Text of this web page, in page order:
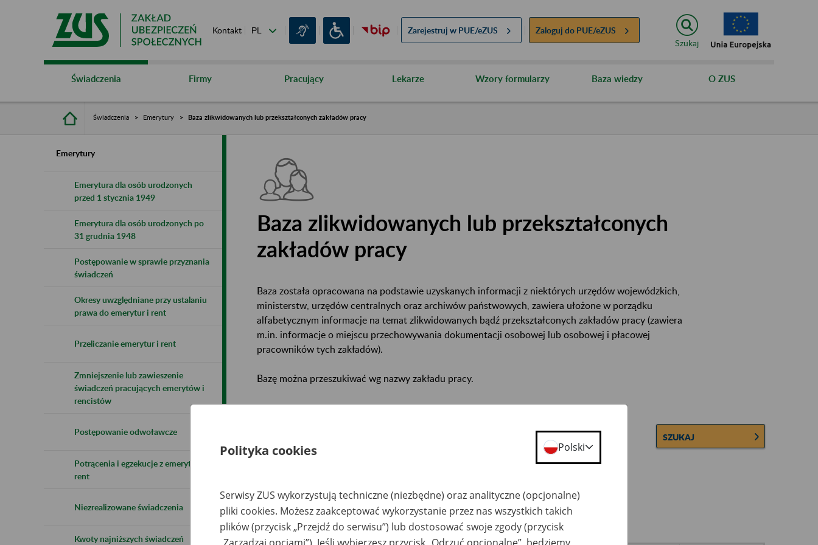
Kontakt Zarejestruj w PUE/eZUS Zaloguj do PUE/eZUS
Szukaj
Świadczenia Firmy Pracujący Lekarze Wzory formularzy Baza wiedzy O ZUS
Świadczenia Emerytury Baza zlikwidowanych lub przekształconych zakładów pracy
Emerytury
Emerytura dla osób urodzonych
przed 1 stycznia 1949
Emerytura dla osób urodzonych po
31 grudnia 1948
Postępowanie w sprawie przyznania
świadczeń
Okresy uwzględniane przy ustalaniu
prawa do emerytur i rent
Przeliczanie emerytur i rent
Zmniejszenie lub zawieszenie
świadczeń pracujących emerytów i
rencistów
Postępowanie odwoławcze
Potrącenia i egzekucje z emerytur i
rent
Niezrealizowane świadczenia
Kwoty najniższych świadczeń
Baza zlikwidowanych lub przekształconych
zakładów pracy
Baza została opracowana na podstawie uzyskanych informacji z niektórych urzędów wojewódzkich,
ministerstw, urzędów centralnych oraz archiwów państwowych, zawiera ułożone w porządku
alfabetycznym informacje na temat zlikwidowanych bądź przekształconych zakładów pracy (zawiera
m.in. informacje o miejscu przechowywania dokumentacji osobowej lub osobowej i płacowej
pracowników tych zakładów).
Bazę można przeszukiwać wg nazwy zakładu pracy.
Uwagi można przesyłać poprzez formularz umieszczony poniżej.
SZUKAJ
Ukryj wszystkie pozycje bazy
Polityka cookies Polski
Serwisy ZUS wykorzystują techniczne (niezbędne) oraz analityczne (opcjonalne)
pliki cookies. Możesz zaakceptować wykorzystanie przez nas wszystkich takich
plików (przycisk „Przejdź do serwisu”) lub dostosować swoje zgody (przycisk
„Zarządzaj opcjami”). Jeśli wybierzesz przycisk „Odrzuć opcjonalne”, będziemy